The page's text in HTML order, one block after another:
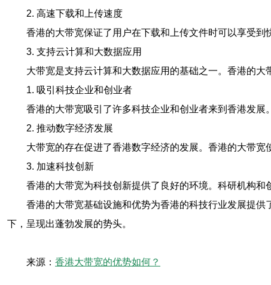
2. 高速下载和上传速度
香港的大带宽保证了用户在下载和上传文件时可以享受
3. 支持云计算和大数据应用
大带宽是支持云计算和大数据应用的基础之一。香港的
1. 吸引科技企业和创业者
香港的大带宽吸引了许多科技企业和创业者来到香港发
2. 推动数字经济发展
大带宽的存在促进了香港数字经济的发展。香港的大带
3. 加速科技创新
香港的大带宽为科技创新提供了良好的环境。科研机构
香港的大带宽基础设施和优势为香港的科技行业发展提
下，呈现出蓬勃发展的势头。
来源： 香港大带宽的优势如何？